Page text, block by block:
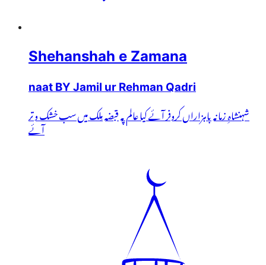
Shehanshah e Zamana
naat BY Jamil ur Rehman Qadri
شہنشاہِ زمانہ باہزاراں کروفر آئے کیا عالم پہ قبضہ مِلک میں سب خشک و تر
آئے